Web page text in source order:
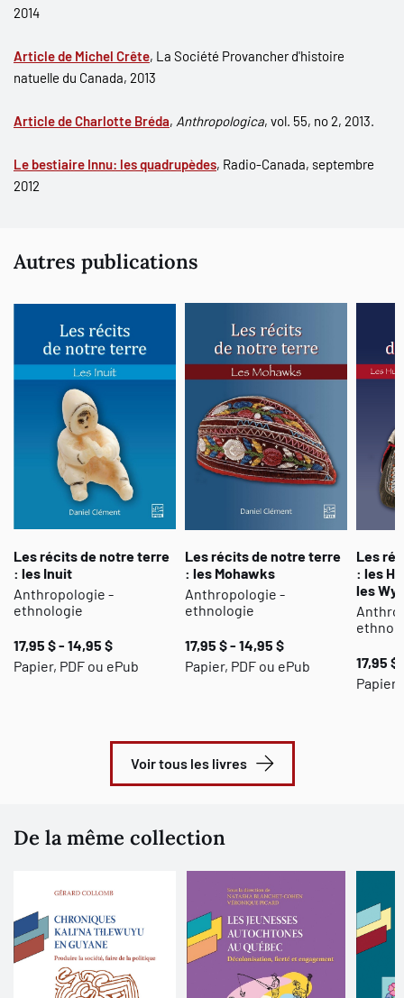
2014
Article de Michel Crête, La Société Provancher d'histoire
natuelle du Canada, 2013
Article de Charlotte Bréda, Anthropologica, vol. 55, no 2, 2013.
Le bestiaire Innu: les quadrupèdes, Radio-Canada, septembre
2012
Autres publications
Les récits de notre terre
: les Inuit
Anthropologie -
ethnologie
17,95 $ - 14,95 $
Papier, PDF ou ePub
Les récits de notre terre
: les Mohawks
Anthropologie -
ethnologie
17,95 $ - 14,95 $
Papier, PDF ou ePub
Les
: les
les
17,95 $
Papier
Voir tous les livres
De la même collection